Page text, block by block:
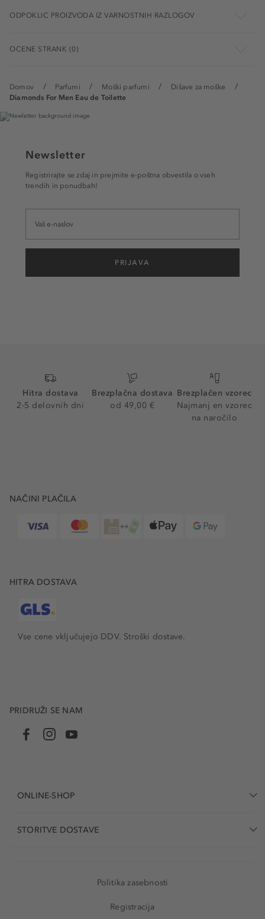
Domov Parfumi Moški parfumi
Dišave za moške
Diamonds For Men Eau de Toilette
ODPOKLIC PROIZVODA IZ VARNOSTNIH RAZLOGOV
OCENE STRANK (0)
Newsletter
Registrirajte se zdaj in prejmite e-poštna obvestila o vseh
trendih in ponudbah!
PRIJAVA
Hitra dostava
2-5 delovnih dni
Brezplačna dostava
od 49,00 €
Brezplačen vzorec
Najmanj en vzorec
na naročilo
NAČINI PLAČILA
HITRA DOSTAVA
Vse cene vključujejo DDV. Stroški dostave.
PRIDRUŽI SE NAM
ONLINE-SHOP
STORITVE DOSTAVE
Politika zasebnosti
Registracija